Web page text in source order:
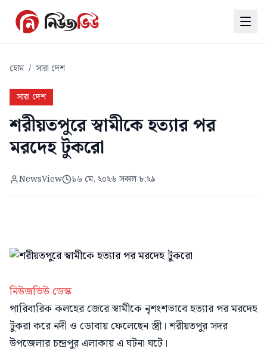
হোম / সারা দেশ
সারা দেশ
শরীয়তপুরে স্বামীকে হত্যার পর
মরদেহ টুকরো
NewsView ১৬ মে, ২০২৬ সকাল ৮:২৯
নিউজভিউ ডেস্ক
পারিবারিক কলহের জেরে স্বামীকে নৃশংশভাবে হত্যার পর মরদেহ
টুকরা করে নদী ও ডোবায় ফেলেছেন স্ত্রী। শরীয়তপুর সদর
উপজেলার চন্দ্রপুর এলাকায় এ ঘটনা ঘটে।